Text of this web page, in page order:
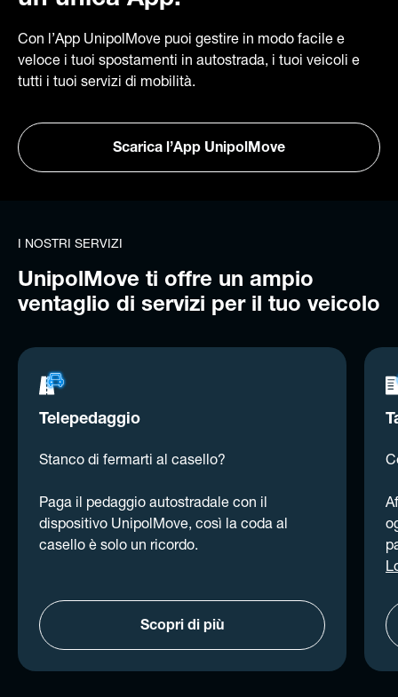
Con l’App UnipolMove puoi gestire in modo facile e
veloce i tuoi spostamenti in autostrada, i tuoi veicoli e
tutti i tuoi servizi di mobilità.
Scarica l’App UnipolMove
I NOSTRI SERVIZI
UnipolMove ti offre un ampio
ventaglio di servizi per il tuo veicolo
Telepedaggio
Stanco di fermarti al casello?
Paga il pedaggio autostradale con il
dispositivo UnipolMove, così la coda al
casello è solo un ricordo.
Scopri di più